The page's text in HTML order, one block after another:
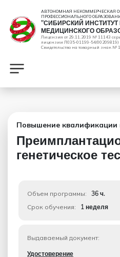
АВТОНОМНАЯ НЕКОММЕРЧЕСКАЯ
ПРОФЕССИОНАЛЬНОГО
"СИБИРСКИЙ
МЕДИЦИНСКОГО
Лицензия от 29.11.2019 № 11143
лицензии Л035-01199-54/00209819)
Свидетельство на товарный знак №
Повышение квалификации
генетическое
Объем программы: 36 ч.
Срок обучения: 1 неделя
Выдаваемый документ:
Удостоверение